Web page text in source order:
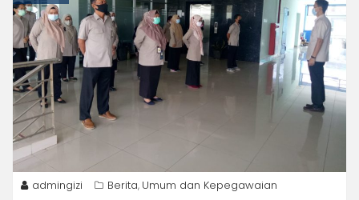
admingizi Berita, Umum dan Kepegawaian